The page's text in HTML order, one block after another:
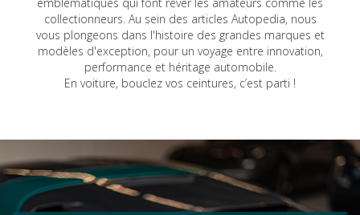
collectionneurs. Au sein des articles Autopedia, nous
vous plongeons dans l'histoire des grandes marques et
modèles d'exception, pour un voyage entre innovation,
performance et héritage automobile.
En voiture, bouclez vos ceintures, c’est parti !